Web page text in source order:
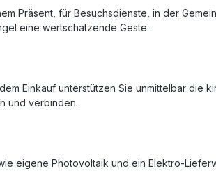
Präsent, für Besuchsdienste, in der
eine wertschätzende Geste.
Einkauf unterstützen Sie unmittelbar die
und verbinden.
eigene Photovoltaik und ein Elektro-